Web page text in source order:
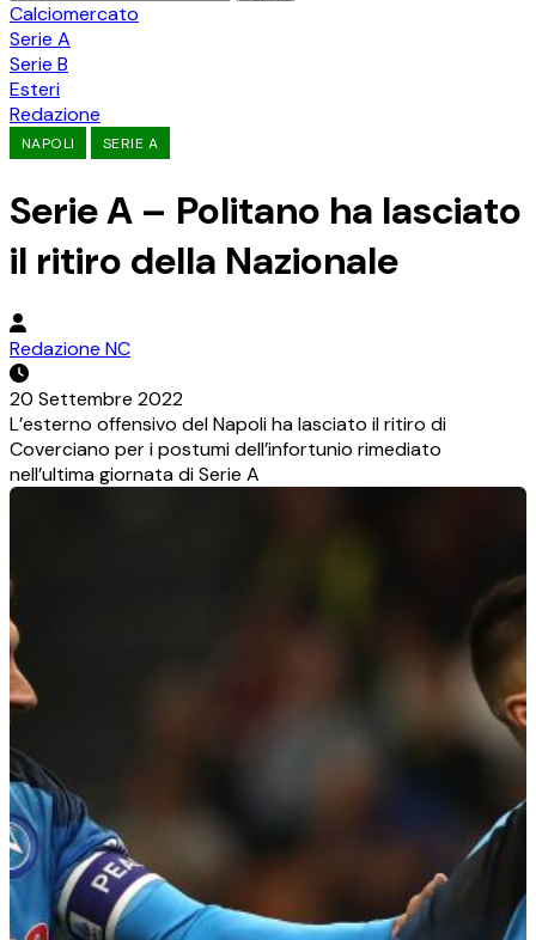
Calciomercato
Serie A
Serie B
Esteri
Redazione
NAPOLI SERIE A
Serie A – Politano ha lasciato
il ritiro della Nazionale
Redazione NC
20 Settembre 2022
L’esterno offensivo del Napoli ha lasciato il ritiro di
Coverciano per i postumi dell’infortunio rimediato
nell’ultima giornata di Serie A